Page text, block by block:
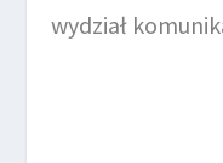
wydział